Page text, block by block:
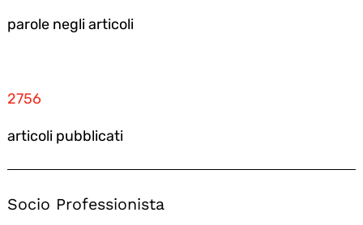
parole negli articoli
2756
articoli pubblicati
Socio Professionista